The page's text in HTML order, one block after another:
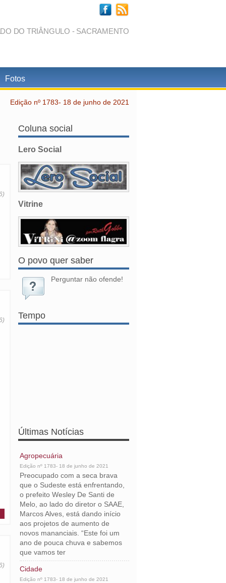
DO TRIÂNGULO - SACRAMENTO
Fotos
Edição nº 1783- 18 de junho de 2021
Coluna social
Lero Social
Vitrine
O povo quer saber
Perguntar não ofende!
Tempo
Últimas Notícias
Agropecuária
Edição nº 1783- 18 de junho de 2021
Preocupado com a seca brava
que o Sudeste está enfrentando,
o prefeito Wesley De Santi de
Melo, ao lado do diretor o SAAE,
Marcos Alves, está dando início
aos projetos de aumento de
novos mananciais. “Este foi um
ano de pouca chuva e sabemos
que vamos ter
Cidade
Edição nº 1783- 18 de junho de 2021